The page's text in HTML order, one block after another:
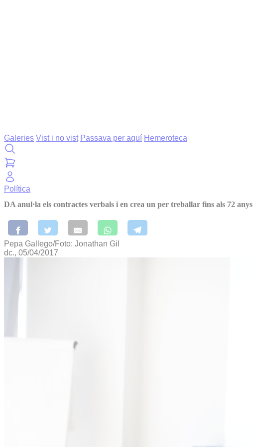
Galeries Vist i no vist Passava per aquí Hemeroteca
Política
DA anul·la els contractes verbals i en crea un per treballar fins als 72 anys
Pepa Gallego/Foto: Jonathan Gil
dc., 05/04/2017